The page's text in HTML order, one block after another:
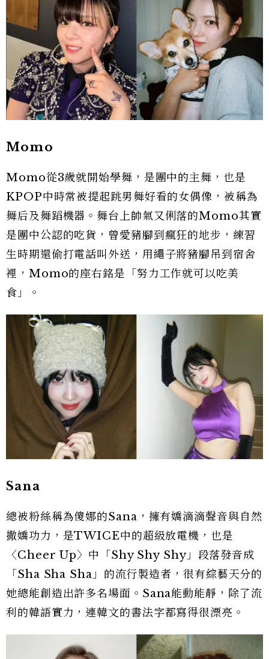
Momo
Momo從3歲就開始學舞，是團中的主舞，也是
KPOP中時常被提起跳男舞好看的女偶像，被稱為
舞后及舞蹈機器。舞台上帥氣又俐落的Momo其實
是團中公認的吃貨，曾愛豬腳到瘋狂的地步，練習
生時期還偷打電話叫外送，用繩子將豬腳吊到宿舍
裡，Momo的座右銘是「努力工作就可以吃美
食」。
Sana
總被粉絲稱為傻娜的Sana，擁有嬌滴滴聲音與自然
撒嬌功力，是TWICE中的超級放電機，也是
〈Cheer Up〉中「Shy Shy Shy」段落發音成
「Sha Sha Sha」的流行製造者，很有綜藝天分的
她總能創造出許多名場面。Sana能動能靜，除了流
利的韓語實力，連韓文的書法字都寫得很漂亮。